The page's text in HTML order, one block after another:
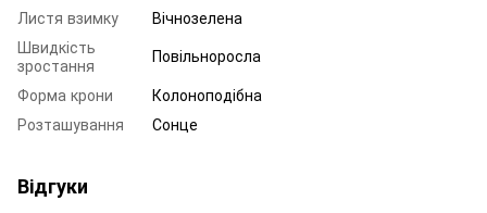
Листя взимку
Вічнозелена
Швидкість
зростання
Повільноросла
Форма крони
Колоноподібна
Розташування
Сонце
Відгуки